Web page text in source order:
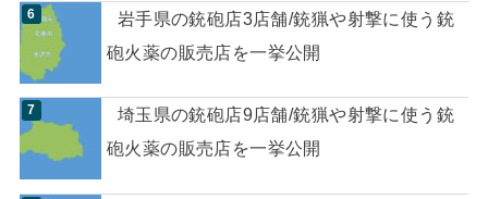
岩手県の銃砲店3店舗/銃猟や射撃に使う銃
砲火薬の販売店を一挙公開
埼玉県の銃砲店9店舗/銃猟や射撃に使う銃
砲火薬の販売店を一挙公開